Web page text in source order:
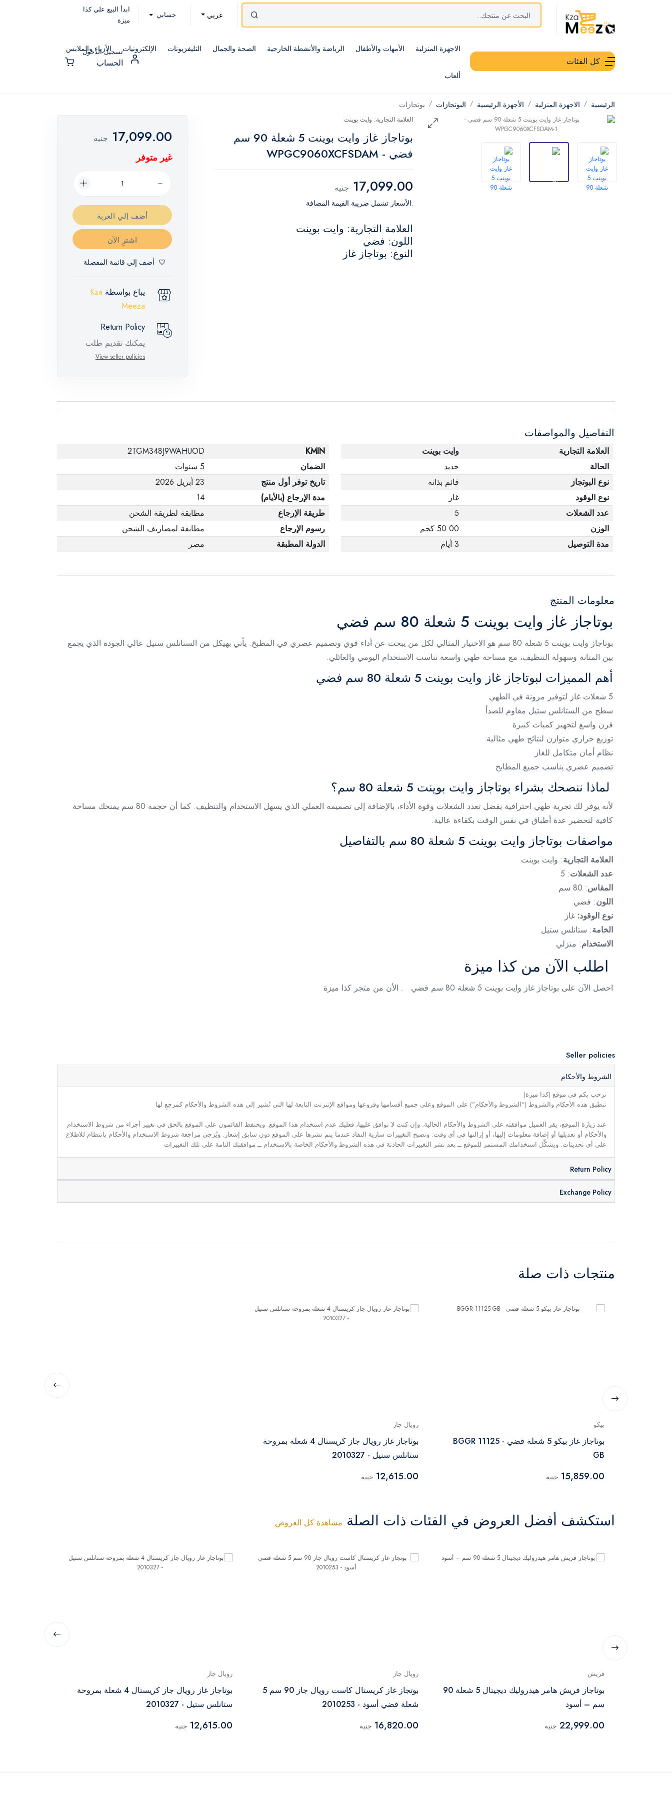
عربي حسابي
ابدأ البيع علي كذا
ميزة
كل الفئات
الاجهزة المنزلية الأمهات والأطفال الرياضة والأنشطة الخارجية الصحة والجمال التليفزيونات الإلكترونيات الأزياء والملابس
ألعاب
تسجيل الدخول
الحساب
الرئيسية الاجهزة المنزلية الأجهزة الرئيسية البوتجازات بوتجازات
العلامة التجارية: وايت بوينت
بوتاجاز غاز وايت بوينت 5 شعلة 90 سم
فضي - WPGC9060XCFSDAM
17,099.00 جنيه
.الأسعار تشمل ضريبة القيمة المضافة
العلامة التجارية: وايت بوينت
اللون: فضي
النوع: بوتاجاز غاز
17,099.00 جنيه
غير متوفر
أضف إلي العربة
اشترِ الآن
أضف إلي قائمة المفضلة
يباع بواسطة Kza
Meeza
Return Policy
يمكنك تقديم طلب
إرجاع لهذه المنتجات
حالة وجود عيوب من
وقت وصول الطلب،
وأن المنتج في عبوته
الأصلية. لاحظ أنه لا
يمكن إرجاع المنتجات
الإلكترونية في حالة
View seller policies
التفاصيل والمواصفات
العلامة التجارية
وايت بوينت
الحالة
جديد
نوع البوتجاز
قائم بذاته
نوع الوقود
غاز
عدد الشعلات
5
الوزن
50.00 كجم
مدة التوصيل
3 أيام
KMIN
2TGM348J9WAHUOD
الضمان
5 سنوات
تاريخ توفر أول منتج
23 أبريل 2026
مدة الإرجاع (بالأيام)
14
طريقة الإرجاع
مطابقة لطريقة الشحن
رسوم الإرجاع
مطابقة لمصاريف الشحن
الدولة المطبقة
مصر
معلومات المنتج
بوتاجاز غاز وايت بوينت 5 شعلة 80 سم فضي
بوتاجاز وايت بوينت 5 شعلة 80 سم هو الاختيار المثالي لكل من يبحث عن أداء قوي وتصميم عصري في المطبخ. يأتي بهيكل من الستانلس ستيل عالي الجودة الذي يجمع
بين المتانة وسهولة التنظيف، مع مساحة طهي واسعة تناسب الاستخدام اليومي والعائلي.
أهم المميزات لبوتاجاز غاز وايت بوينت 5 شعلة 80 سم فضي
5 شعلات غاز لتوفير مرونة في الطهي
سطح من الستانلس ستيل مقاوم للصدأ
فرن واسع لتجهيز كميات كبيرة
توزيع حراري متوازن لنتائج طهي مثالية
نظام أمان متكامل للغاز
تصميم عصري يناسب جميع المطابخ
لماذا ننصحك بشراء بوتاجاز وايت بوينت 5 شعلة 80 سم؟
لأنه يوفر لك تجربة طهي احترافية بفضل تعدد الشعلات وقوة الأداء، بالإضافة إلى تصميمه العملي الذي يسهل الاستخدام والتنظيف. كما أن حجمه 80 سم يمنحك مساحة
كافية لتحضير عدة أطباق في نفس الوقت بكفاءة عالية.
مواصفات بوتاجاز وايت بوينت 5 شعلة 80 سم بالتفاصيل
العلامة التجارية: وايت بوينت
عدد الشعلات: 5
المقاس: 80 سم
اللون: فضي
نوع الوقود: غاز
الخامة: ستانلس ستيل
الاستخدام: منزلي
اطلب الآن من كذا ميزة
احصل الآن على بوتاجاز غاز وايت بوينت 5 شعلة 80 سم فضي . الأن من متجر كذا ميزة
Seller policies
الشروط والأحكام
نرحب بكم فى موقع (كذا ميزة)
تنطبق هذه الأحكام والشروط (“الشروط والأحكام”) على الموقع وعلى جميع أقسامها وفروعها ومواقع الإنترنت التابعة لها التي تُشير إلى هذه الشروط والأحكام كمرجعٍ لها
عند زيارة الموقع، يقر العميل موافقته على الشروط والأحكام الحالية. وإن كنت لا توافق عليها، فعليك عدم استخدام هذا الموقع. ويحتفظ القائمون على الموقع بالحق في تغيير أجزاء من شروط الاستخدام
والأحكام أو تعديلها أو إضافة معلومات إليها، أو إزالتها في أي وقت. وتصبح التغييرات سارية النفاذ عندما يتم نشرها على الموقع دون سابق إشعار. ويُرجى مراجعة شروط الاستخدام والأحكام بانتظام للاطلاع
على أي تحديثات. ويشكِّل استخدامك المستمر للموقع ــ بعد نشر التغييرات الحادثة في هذه الشروط والأحكام الخاصة بالاستخدام ــ موافقتك التامة على تلك التغييرات
Return Policy
Exchange Policy
منتجات ذات صلة
بيكو
بوتاجاز غاز بيكو 5 شعلة فضي - BGGR 11125
GB
15,859.00 جنيه
رويال جاز
بوتاجاز غاز رويال جاز كريستال 4 شعلة بمروحة
ستانلس ستيل - 2010327
12,615.00 جنيه
استكشف أفضل العروض في الفئات ذات الصلة مشاهدة كل العروض
فريش
بوتاجاز فريش هامر هيدروليك ديجيتال 5 شعلة 90
سم – أسود
22,999.00 جنيه
رويال جاز
بوتجاز غاز كريستال كاست رويال جاز 90 سم 5
شعلة فضي أسود - 2010253
16,820.00 جنيه
رويال جاز
بوتاجاز غاز رويال جاز كريستال 4 شعلة بمروحة
ستانلس ستيل - 2010327
12,615.00 جنيه